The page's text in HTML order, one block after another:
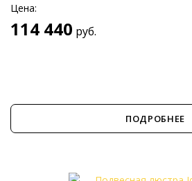
Цена:
114 440 руб.
ПОДРОБНЕЕ